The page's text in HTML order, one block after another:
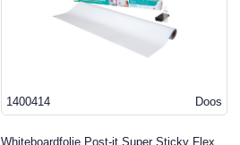
Doos
1400414
Whiteboardfolie Post-it Super Sticky Flex